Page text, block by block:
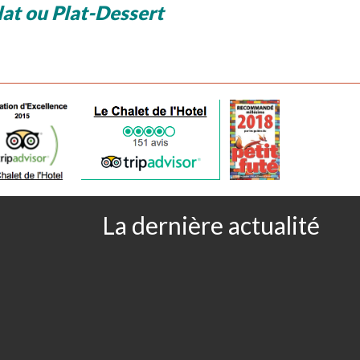
ou Plat-Dessert
La dernière actualité